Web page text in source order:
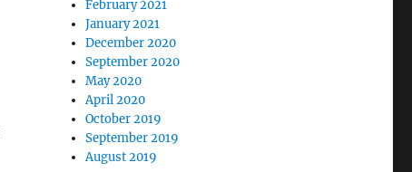
February 2021
January 2021
December 2020
September 2020
May 2020
April 2020
October 2019
September 2019
August 2019